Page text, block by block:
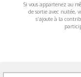
Si vous appartenez au
de sortie avec nuitée,
s’ajoute à la